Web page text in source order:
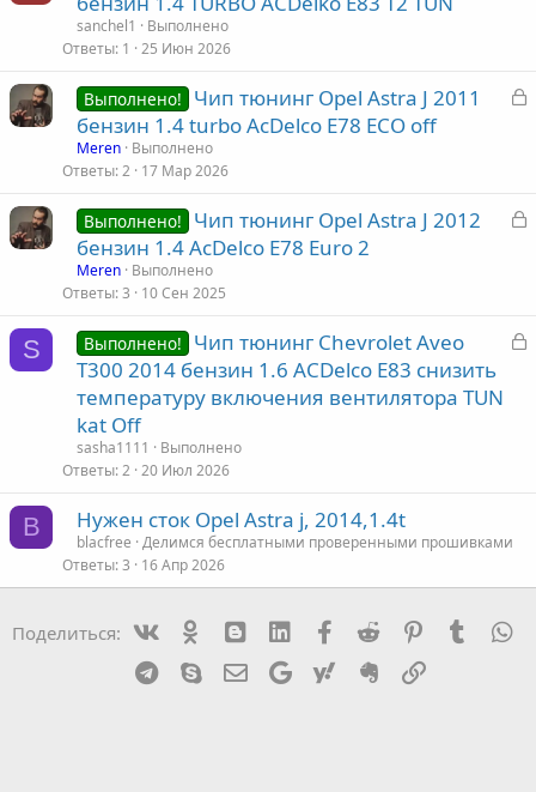
т
sanchel1
Выполнено
Ответы 1 25 Июн 2026
З
т
Выполнено!
Чип тюнинг Opel Astra J 2011
бензин 1.4 turbo AcDelco E78 ECO off
Meren Выполнено
Ответы 2 17 Мар 2026
З
т
Выполнено!
Чип тюнинг Opel Astra J 2012
бензин 1.4 AcDelco E78 Euro 2
Meren Выполнено
Ответы 3 10 Сен 2025
S
З
Выполнено!
Чип тюнинг Chevrolet Aveo
T300 2014 бензин 1.6 ACDelco E83 снизить
температуру включения вентилятора TUN
kat Off
sasha1111
Выполнено
Ответы 2 20 Июл 2026
B Нужен сток Opel Astra j, 2014,1.4t
blacfree Делимся бесплатными проверенными прошивками
Ответы 3 16 Апр 2026
Поделиться: Ok mes_blogger
Linked InFacebook
Reddit PinterestTumblr
Telegram
Skype Эл. почта
Google Yahoo Evernote